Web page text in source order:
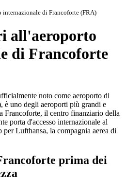
internazionale di Francoforte (FRA)
all'aeroporto
di Francoforte
noto come aeroporto di
è uno degli aeroporti più grandi e
Francoforte, il centro finanziario della
porta d'accesso internazionale al
per Lufthansa, la compagnia aerea di
prima dei